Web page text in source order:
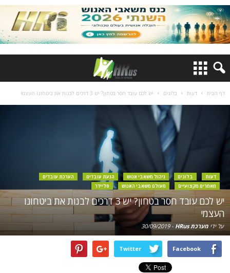
דף הבית דעות בלוגים יש לכם עובד חסר בטחון? יש 3 דרכים לבנות את ביטחונו העצמי
דעות בלוגים ניהול משאבי אנוש הנעת עובדים
הערכת עובדים
מאמרים מקצועיים
מעולם משאבי האנוש סליידר
יש לכם עובד חסר בטחון? יש 3 דרכים לבנות את ביטחונו
העצמי
על ידי מערכת HRus -
30/09/2019
Facebook
Twitter